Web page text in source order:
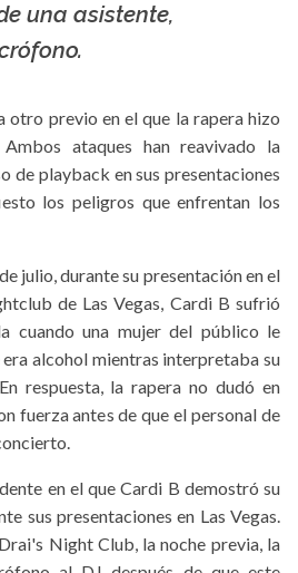
una asistente,
otro previo en el que la rapera hizo
ataques han reavivado la
de playback en sus presentaciones
los peligros que enfrentan los
julio, durante su presentación en el
de Las Vegas, Cardi B sufrió
cuando una mujer del público le
era alcohol mientras interpretaba su
respuesta, la rapera no dudó en
fuerza antes de que el personal de
en el que Cardi B demostró su
sus presentaciones en Las Vegas.
Night Club, la noche previa, la